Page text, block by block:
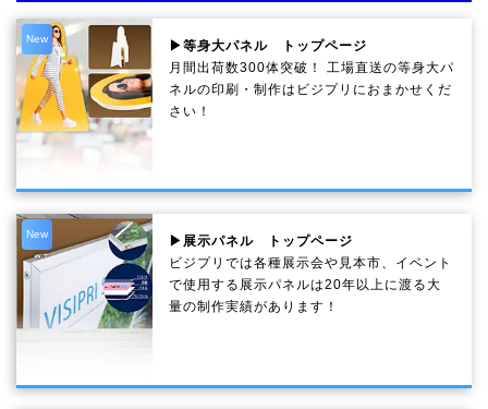
New
▶等身大パネル トップページ
月間出荷数300体突破！ 工場直送の等身大パ
ネルの印刷・制作は ビジプリ におまかせくだ
さい！
New
▶展示パネル トップページ
ビジプリでは各種展示会や見本市、イベント
で使用する展示パネルは20年以上に渡る大
量の制作実績があります！